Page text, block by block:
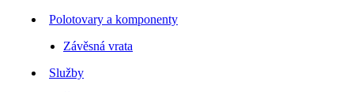
Polotovary a komponenty
Závěsná vrata
Služby